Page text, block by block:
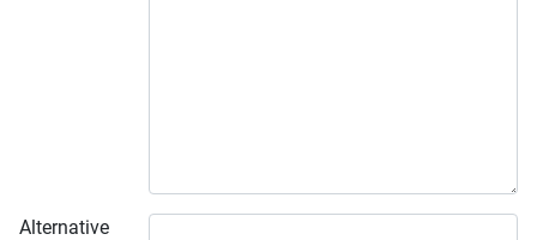
Alternative